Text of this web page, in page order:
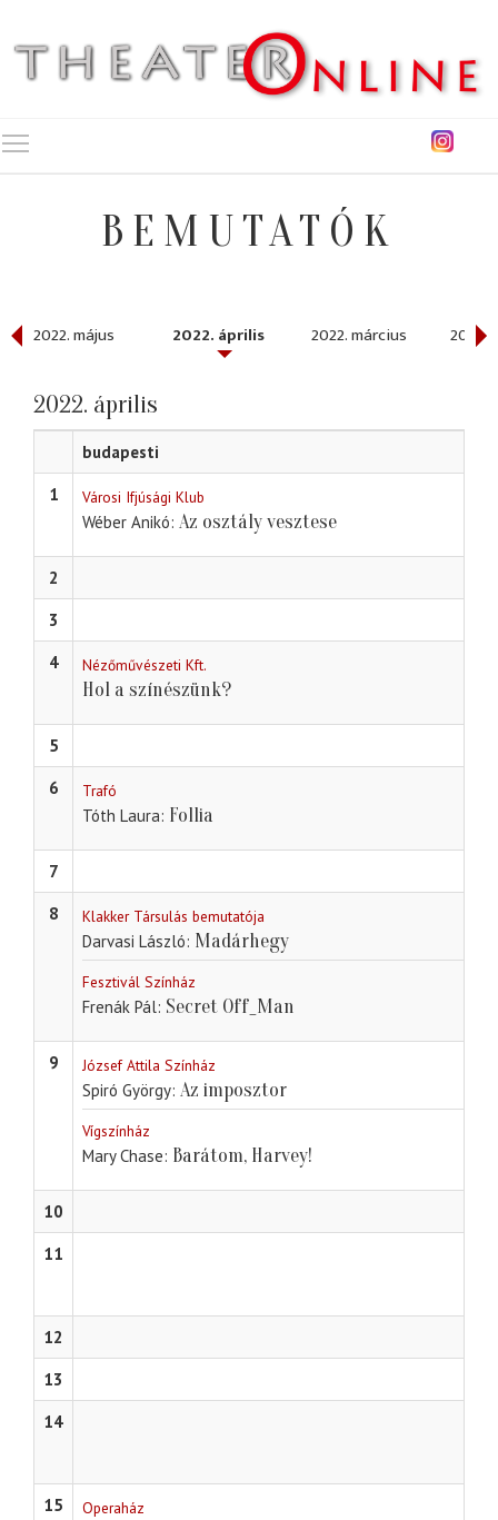
BEMUTATÓK
2022. május 2022. április 2022. március 2022.
2022. április
budapesti
1
Városi Ifjúsági Klub
Wéber Anikó Az osztály vesztese
2
3
4
Nézőművészeti Kft.
Hol a színészünk?
5
6
Trafó
Tóth Laura Follia
7
8
Klakker Társulás bemutatója
Darvasi László Madárhegy
Fesztivál Színház
Frenák Pál Secret Off_Man
9 József Attila Színház
Spiró György Az imposztor
Vígszínház
Mary Chase Barátom, Harvey!
10
11
12
13
14
15 Operaház